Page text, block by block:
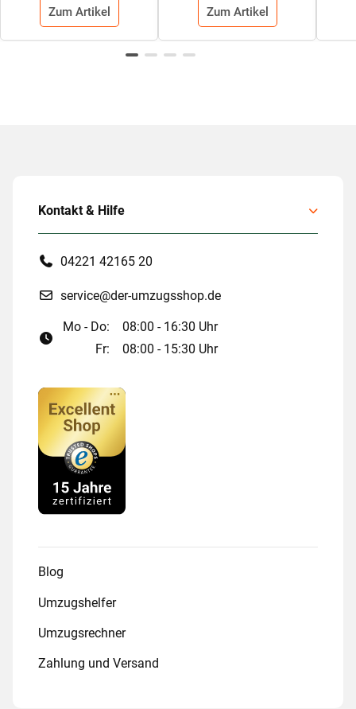
Zum Artikel Zum Artikel
Kontakt & Hilfe
04221 42165 20
service@der-umzugsshop.de
Mo - Do:
08:00 - 16:30 Uhr
Fr:
08:00 - 15:30 Uhr
Blog
Umzugshelfer
Umzugsrechner
Zahlung und Versand